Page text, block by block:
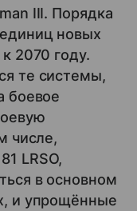
III. Порядка
новых
2070 году.
те системы,
боевое
числе,
LRSO,
в основном
и упрощённые